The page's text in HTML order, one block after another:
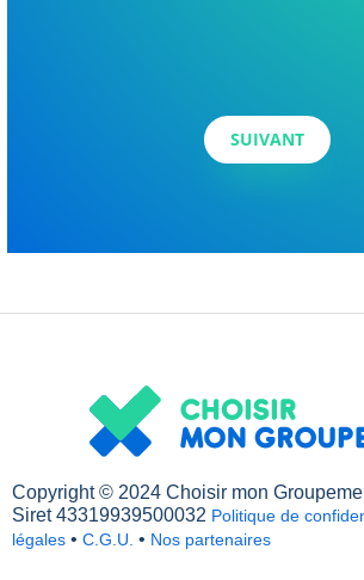
Copyright © 2024 Choisir mon
Siret 43319939500032 Politique de
légales • C.G.U. • Nos partenaires